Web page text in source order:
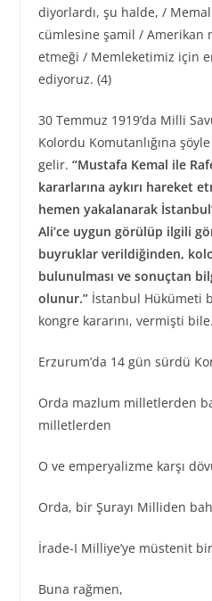
diyorlardı, şu halde, /
cümlesine şamil / Amerikan
etmeği / Memleketimiz için
ediyoruz. (4)
30 Temmuz 1919’da Milli
Kolordu Komutanlığına
gelir. “Mustafa Kemal ile
kararlarına aykırı hareket
hemen yakalanarak
Ali’ce uygun görülüp ilgili
buyruklar verildiğinden,
bulunulması ve sonuçtan
olunur.”İstanbul Hükümeti
kongre kararını, vermişti bile.
Erzurum’da 14 gün sürdü
Orda mazlum milletlerden
milletlerden
O ve emperyalizme karşı
Orda, bir Şurayı Milliden
İrade-I Milliye’ye müstenit
Buna rağmen,